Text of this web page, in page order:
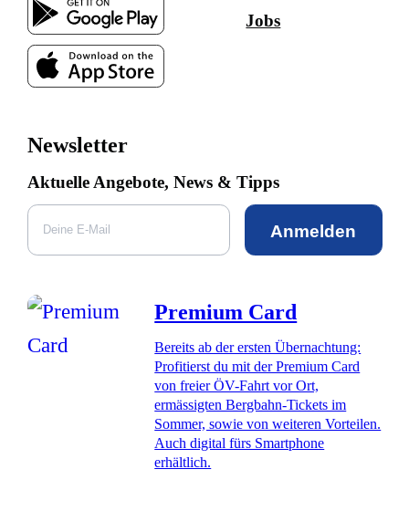
Jobs
Newsletter
Aktuelle Angebote, News & Tipps
Anmelden
Premium Card
Bereits ab der ersten Übernachtung:
Profitierst du mit der Premium Card
von freier ÖV-Fahrt vor Ort,
ermässigten Bergbahn-Tickets im
Sommer, sowie von weiteren Vorteilen.
Auch digital fürs Smartphone
erhältlich.